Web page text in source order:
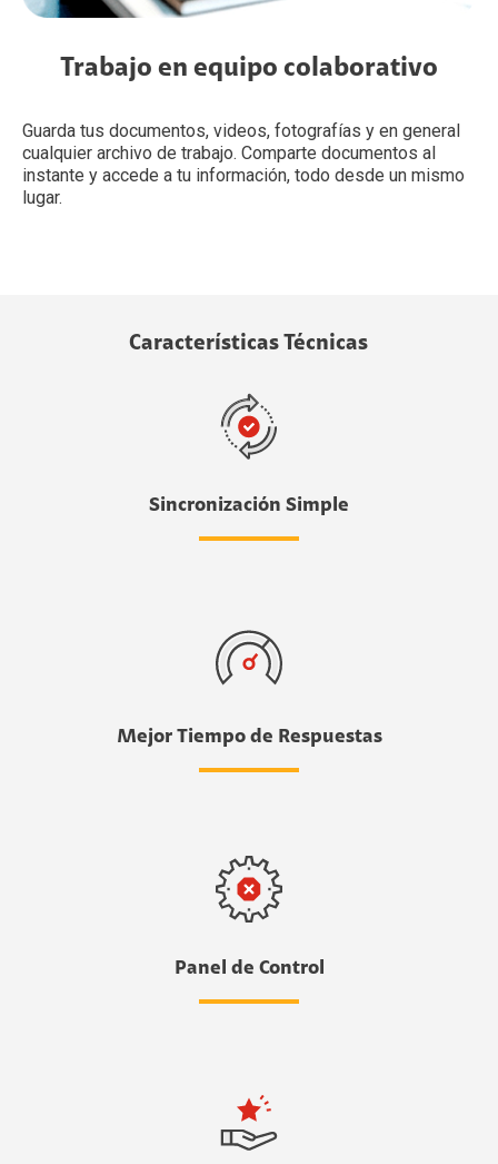
Trabajo en equipo colaborativo
Guarda tus documentos, videos, fotografías y en general
cualquier archivo de trabajo. Comparte documentos al
instante y accede a tu información, todo desde un mismo
lugar.
Características Técnicas
Sincronización Simple
Mejor Tiempo de Respuestas
Panel de Control